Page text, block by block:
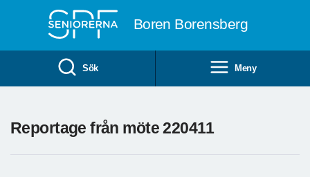
Boren Borensberg
Sök Meny
Reportage från möte 220411